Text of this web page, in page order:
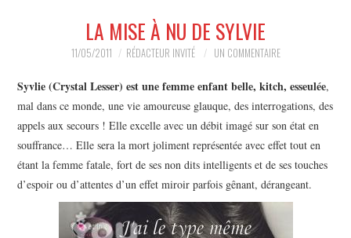
HUMOUR
SPECTACLE
HORS SCÈNE
PROPOSER UN SPECTACLE
LA MISE À NU DE SYLVIE
11/05/2011 RÉDACTEUR INVITÉ UN COMMENTAIRE
Syvlie (Crystal Lesser) est une femme enfant belle, kitch, esseulée,
mal dans ce monde, une vie amoureuse glauque, des interrogations, des
appels aux secours ! Elle excelle avec un débit imagé sur son état en
souffrance… Elle sera la mort joliment représentée avec effet tout en
étant la femme fatale, fort de ses non dits intelligents et de ses touches
d’espoir ou d’attentes d’un effet miroir parfois gênant, dérangeant.